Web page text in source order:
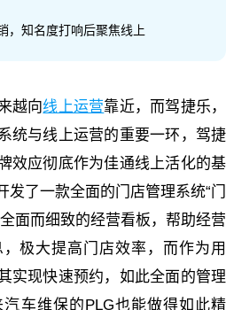
，知名度打响后聚焦线上
越向线上运营靠近，而驾捷乐，
统与线上运营的重要一环，驾捷
效应彻底作为佳通线上活化的基
发了一款全面的门店管理系统“门
面而细致的经营看板，帮助经营
极大提高门店效率，而作为用
实现快速预约，如此全面的管理
车维保的PLG也能做得如此精